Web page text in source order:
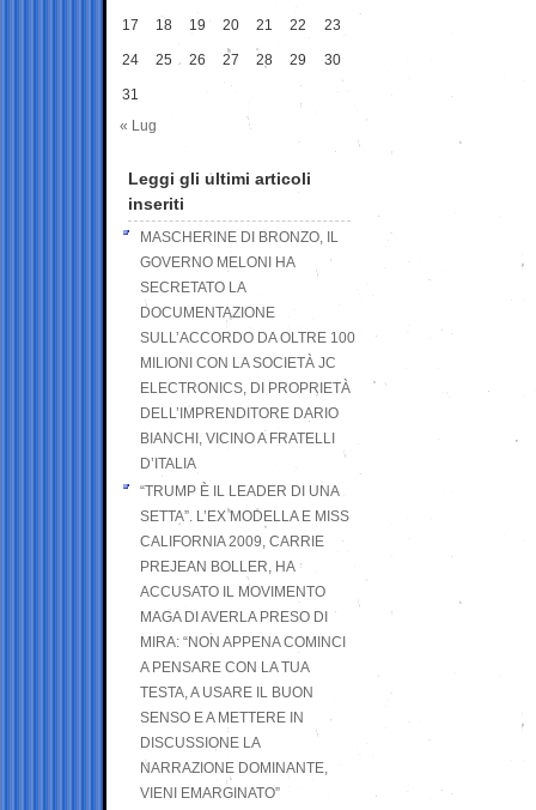
17 18 19 20 21 22 23
24 25 26 27 28 29 30
31
« Lug
Leggi gli ultimi articoli
inseriti
MASCHERINE DI BRONZO, IL
GOVERNO MELONI HA
SECRETATO LA
DOCUMENTAZIONE
SULL’ACCORDO DA OLTRE 100
MILIONI CON LA SOCIETÀ JC
ELECTRONICS, DI PROPRIETÀ
DELL’IMPRENDITORE DARIO
BIANCHI, VICINO A FRATELLI
D’ITALIA
“TRUMP È IL LEADER DI UNA
SETTA”. L’EX MODELLA E MISS
CALIFORNIA 2009, CARRIE
PREJEAN BOLLER, HA
ACCUSATO IL MOVIMENTO
MAGA DI AVERLA PRESO DI
MIRA: “NON APPENA COMINCI
A PENSARE CON LA TUA
TESTA, A USARE IL BUON
SENSO E A METTERE IN
DISCUSSIONE LA
NARRAZIONE DOMINANTE,
VIENI EMARGINATO”